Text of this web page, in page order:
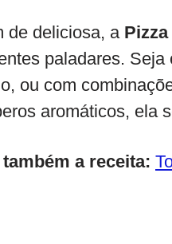
de deliciosa, a
paladares.
ou com
aromáticos, ela
também a receita: